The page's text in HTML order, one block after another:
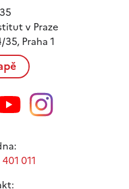
v Praze
Praha 1
011